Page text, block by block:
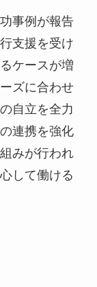
事例が報告
支援を受け
ケースが増
ズに合わせ
自立を全力
連携を強化
みが行われ
して働ける